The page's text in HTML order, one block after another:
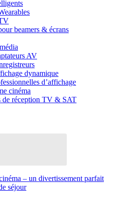
beamers & écrans
AV
dynamique
d’affichage
cinéma
de réception TV & SAT
– un divertissement parfait
séjour